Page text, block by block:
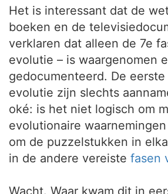
Het is interessant dat de
boeken en de
verklaren dat alleen de 7e
evolutie – is waargenomen
gedocumenteerd. De
evolutie zijn slechts
oké: is het niet logisch om
evolutionaire
om de puzzelstukken in
in de andere vereiste fasen
Wacht. Waar kwam dit in